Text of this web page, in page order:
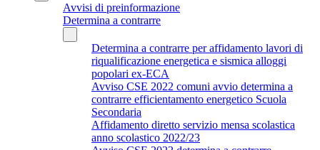
Avvisi di preinformazione
Determina a contrarre
Determina a contrarre per affidamento lavori di
riqualificazione energetica e sismica alloggi
popolari ex-ECA
Avviso CSE 2022 comuni avvio determina a
contrarre efficientamento energetico Scuola
Secondaria
Affidamento diretto servizio mensa scolastica
anno scolastico 2022/23